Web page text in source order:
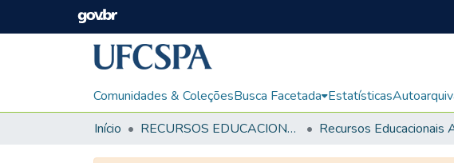
Comunidades & ColeçõesBusca Facetada Estatísticas
Início
RECURSOS EDUCACIONAIS